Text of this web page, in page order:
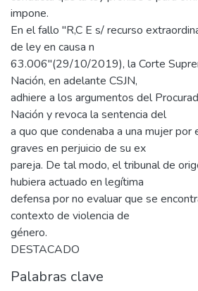
impone.
En el fallo "R,C E s/ recurso
de ley en causa n
63.006"(29/10/2019), la Corte
Nación, en adelante CSJN,
adhiere a los argumentos del
Nación y revoca la sentencia del
a quo que condenaba a una mujer
graves en perjuicio de su ex
pareja. De tal modo, el tribunal de
hubiera actuado en legítima
defensa por no evaluar que se
contexto de violencia de
género.
DESTACADO
Palabras clave